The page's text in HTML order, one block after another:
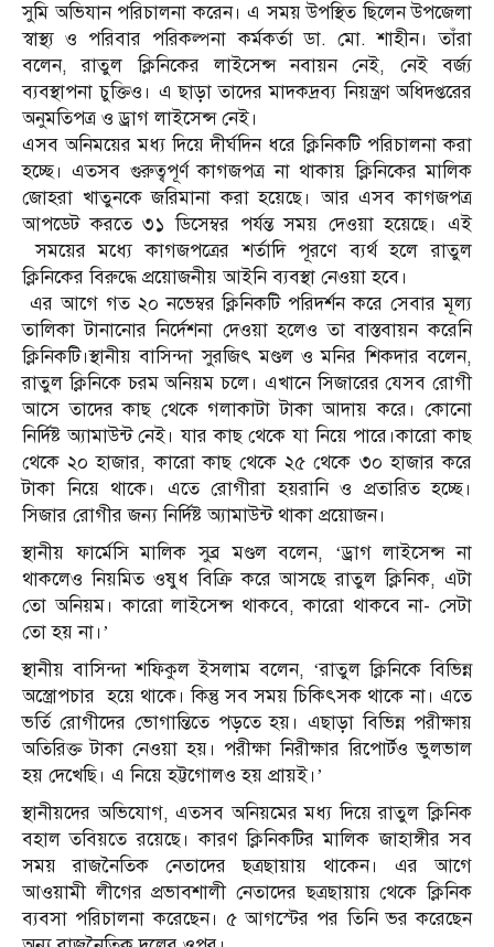
সুমি অভিযান পরিচালনা করেন। এ সময় উপস্থিত ছিলেন উপজেলা
স্বাস্থ্য ও পরিবার পরিকল্পনা কর্মকর্তা ডা. মো. শাহীন। তাঁরা
বলেন, রাতুল ক্লিনিকের লাইসেন্স নবায়ন নেই, নেই বর্জ্য
ব্যবস্থাপনা চুক্তিও। এ ছাড়া তাদের মাদকদ্রব্য নিয়ন্ত্রণ অধিদপ্তরের
অনুমতিপত্র ও ড্রাগ লাইসেন্স নেই।
এসব অনিময়ের মধ্য দিয়ে দীর্ঘদিন ধরে ক্লিনিকটি পরিচালনা করা
হচ্ছে। এতসব গুরুত্বপূর্ণ কাগজপত্র না থাকায় ক্লিনিকের মালিক
জোহরা খাতুনকে জরিমানা করা হয়েছে। আর এসব কাগজপত্র
আপডেট করতে ৩১ ডিসেম্বর পর্যন্ত সময় দেওয়া হয়েছে। এই
সময়ের মধ্যে কাগজপত্রের শর্তাদি পূরণে ব্যর্থ হলে রাতুল
ক্লিনিকের বিরুদ্ধে প্রয়োজনীয় আইনি ব্যবস্থা নেওয়া হবে।
এর আগে গত ২০ নভেম্বর ক্লিনিকটি পরিদর্শন করে সেবার মূল্য
তালিকা টানানোর নির্দেশনা দেওয়া হলেও তা বাস্তবায়ন করেনি
ক্লিনিকটি।স্থানীয় বাসিন্দা সুরজিৎ মণ্ডল ও মনির শিকদার বলেন,
রাতুল ক্লিনিকে চরম অনিয়ম চলে। এখানে সিজারের যেসব রোগী
আসে তাদের কাছ থেকে গলাকাটা টাকা আদায় করে। কোনো
নির্দিষ্ট অ্যামাউন্ট নেই। যার কাছ থেকে যা নিয়ে পারে।কারো কাছ
থেকে ২০ হাজার, কারো কাছ থেকে ২৫ থেকে ৩০ হাজার করে
টাকা নিয়ে থাকে। এতে রোগীরা হয়রানি ও প্রতারিত হচ্ছে।
সিজার রোগীর জন্য নির্দিষ্ট অ্যামাউন্ট থাকা প্রয়োজন।
স্থানীয় ফার্মেসি মালিক সুব্র মণ্ডল বলেন, ‘ড্রাগ লাইসেন্স না
থাকলেও নিয়মিত ওষুধ বিক্রি করে আসছে রাতুল ক্লিনিক, এটা
তো অনিয়ম। কারো লাইসেন্স থাকবে, কারো থাকবে না- সেটা
তো হয় না।’
স্থানীয় বাসিন্দা শফিকুল ইসলাম বলেন, ‘রাতুল ক্লিনিকে বিভিন্ন
অস্ত্রোপচার হয়ে থাকে। কিন্তু সব সময় চিকিৎসক থাকে না। এতে
ভর্তি রোগীদের ভোগান্তিতে পড়তে হয়। এছাড়া বিভিন্ন পরীক্ষায়
অতিরিক্ত টাকা নেওয়া হয়। পরীক্ষা নিরীক্ষার রিপোর্টও ভুলভাল
হয় দেখেছি। এ নিয়ে হট্টগোলও হয় প্রায়ই।’
স্থানীয়দের অভিযোগ, এতসব অনিয়মের মধ্য দিয়ে রাতুল ক্লিনিক
বহাল তবিয়তে রয়েছে। কারণ ক্লিনিকটির মালিক জাহাঙ্গীর সব
সময় রাজনৈতিক নেতাদের ছত্রছায়ায় থাকেন। এর আগে
আওয়ামী লীগের প্রভাবশালী নেতাদের ছত্রছায়ায় থেকে ক্লিনিক
ব্যবসা পরিচালনা করেছেন। ৫ আগস্টের পর তিনি ভর করেছেন